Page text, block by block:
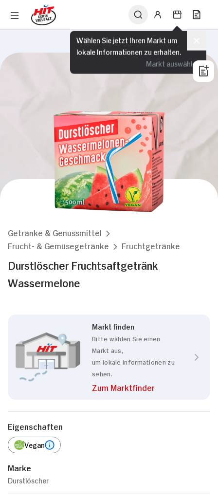
Wählen Sie jetzt Ihren Markt um
lokale Informationen zu erhalten.
Markt auswählen
Getränke & Genussmittel
Frucht- & Gemüsegetränke
Fruchtgetränke
Durstlöscher Fruchtsaftgetränk
Wassermelone
Markt finden
Bitte wählen Sie einen
Markt aus,
um lokale Informationen zu
sehen.
Zum Marktfinder
Eigenschaften
Vegan
Marke
Durstlöscher